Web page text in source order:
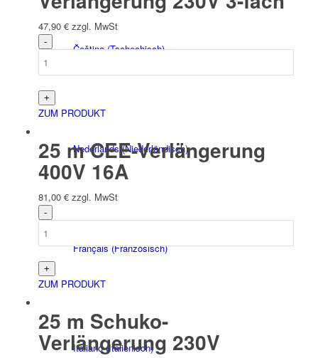
Čeština(Tschechisch)
Nederlands (Niederländisch)
Français(Französisch)
Italiano(Italienisch)
47,90 € zzgl. MwSt
ZUM PRODUKT
25 m CEE-Verlängerung
400V 16A
81,00 € zzgl. MwSt
ZUM PRODUKT
25 m Schuko-
Verlängerung 230V